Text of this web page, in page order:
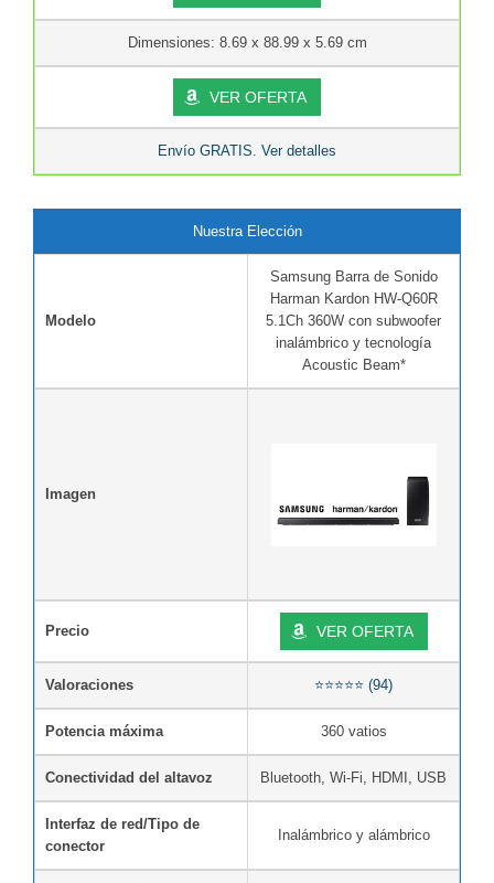
Dimensiones: 8.69 x 88.99 x 5.69 cm
VER OFERTA
Envío GRATIS. Ver detalles
Nuestra Elección
Modelo
Samsung Barra de Sonido
Harman Kardon HW-Q60R
5.1Ch 360W con subwoofer
inalámbrico y tecnología
Acoustic Beam*
Imagen
Precio VER OFERTA
Valoraciones ⭐⭐⭐⭐⭐ (94)
Potencia máxima 360 vatios
Conectividad del altavoz Bluetooth, Wi-Fi, HDMI, USB
Interfaz de red/Tipo de
conector
Inalámbrico y alámbrico